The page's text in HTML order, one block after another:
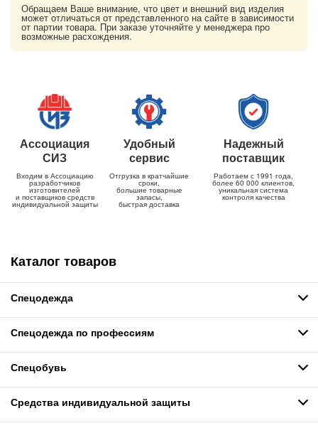
Обращаем Ваше внимание, что цвет и внешний вид изделия
может отличаться от представленного на сайте в зависимости
от партии товара. При заказе уточняйте у менеджера про
возможные расхождения.
Ассоциация
СИЗ
Входим в Ассоциацию
разработчиков
изготовителей
и поставщиков средств
индивидуальной защиты
Удобный
сервис
Отгрузка в кратчайшие
сроки,
большие товарные
запасы,
быстрая доставка
Надежный
поставщик
Работаем с 1991 года,
более 60 000 клиентов,
уникальная система
контроля качества
Каталог товаров
Спецодежда
Спецодежда по профессиям
Спецобувь
Средства индивидуальной защиты